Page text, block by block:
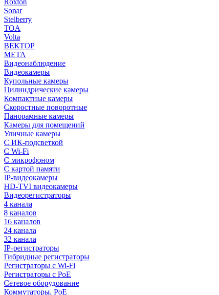
Roxton
Sonar
Stelberry
TOA
Volta
ВЕКТОР
МЕТА
Видеонаблюдение
Видеокамеры
Купольные камеры
Цилиндрические камеры
Компактные камеры
Скоростные поворотные
Панорамные камеры
Камеры для помещений
Уличные камеры
С ИК-подсветкой
С Wi-Fi
С микрофоном
С картой памяти
IP-видеокамеры
HD-TVI видеокамеры
Видеорегистраторы
4 канала
8 каналов
16 каналов
24 канала
32 канала
IP-регистраторы
Гибридные регистраторы
Регистраторы с Wi-Fi
Регистраторы с PoE
Сетевое оборудование
Коммутаторы, PoE